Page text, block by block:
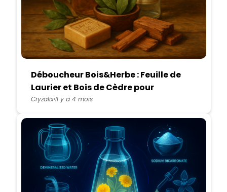
Déboucheur Bois&Herbe : Feuille de
Laurier et Bois de Cèdre pour
Canalisations Obstruées
CryzalixIl y a 4 mois